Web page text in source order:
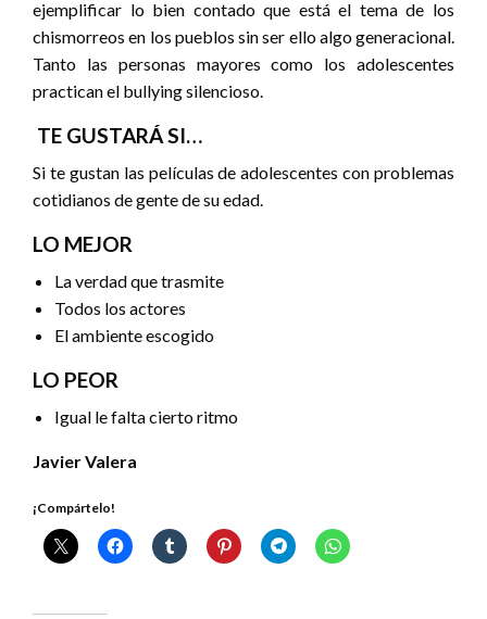
ejemplificar lo bien contado que está el tema de los
chismorreos en los pueblos sin ser ello algo generacional.
Tanto las personas mayores como los adolescentes
practican el bullying silencioso.
TE GUSTARÁ SI…
Si te gustan las películas de adolescentes con problemas
cotidianos de gente de su edad.
LO MEJOR
La verdad que trasmite
Todos los actores
El ambiente escogido
LO PEOR
Igual le falta cierto ritmo
Javier Valera
¡Compártelo!